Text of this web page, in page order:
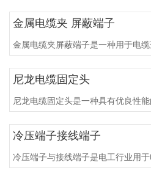
金属电缆夹 屏蔽端子
金属电缆夹屏蔽端子是一种用于电
尼龙电缆固定头
尼龙电缆固定头是一种具有优良性
冷压端子接线端子
冷压端子与接线端子是电工行业用